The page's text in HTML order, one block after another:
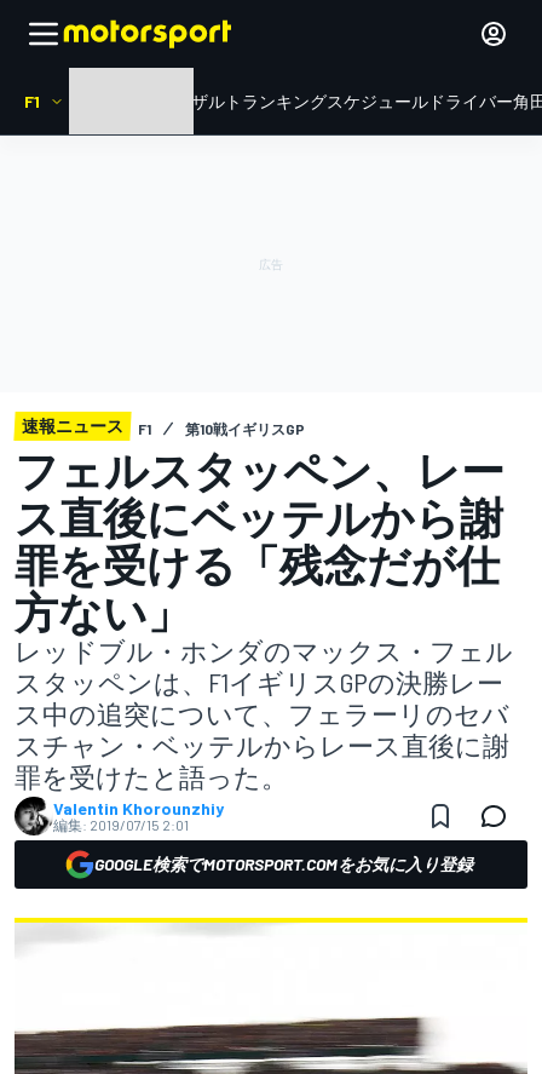
F1 リザルト ランキングスケジュール ドライバー角
速報ニュース F1 第10戦イギリスGP
フェルスタッペン、レー
ス直後にベッテルから謝
罪を受ける「残念だが仕
方ない」
レッドブル・ホンダのマックス・フェル
スタッペンは、F1イギリスGPの決勝レー
ス中の追突について、フェラーリのセバ
スチャン・ベッテルからレース直後に謝
罪を受けたと語った。
Valentin Khorounzhiy
編集: 2019/07/15 2:01
GOOGLE検索でMOTORSPORT.COMをお気に入り登録